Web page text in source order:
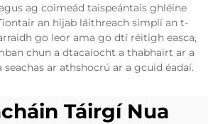
ag coimeád taispeántais ghléine
an hijab láithreach simplí an t-
go leor ama go dtí réitigh easca,
chun a dtacaíocht a thabhairt ar a
ar athshocrú ar a gcuid éadaí.
Táirgí Nua